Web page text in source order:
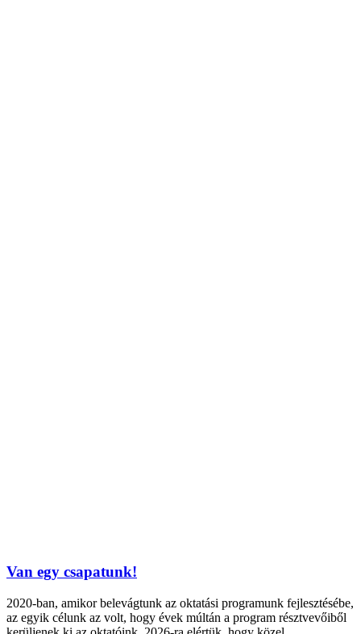
Van egy csapatunk!
2020-ban, amikor belevágtunk az oktatási programunk fejlesztésébe,
az egyik célunk az volt, hogy évek múltán a program résztvevőiből